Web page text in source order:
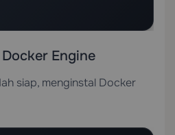
Engine
siap, menginstal Docker